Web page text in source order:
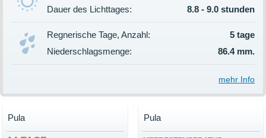
Dauer des Lichttages:
8.8 - 9.0 stunden
Regnerische Tage, Anzahl:
5 tage
Niederschlagsmenge:
86.4 mm.
mehr Info
Pula Pula